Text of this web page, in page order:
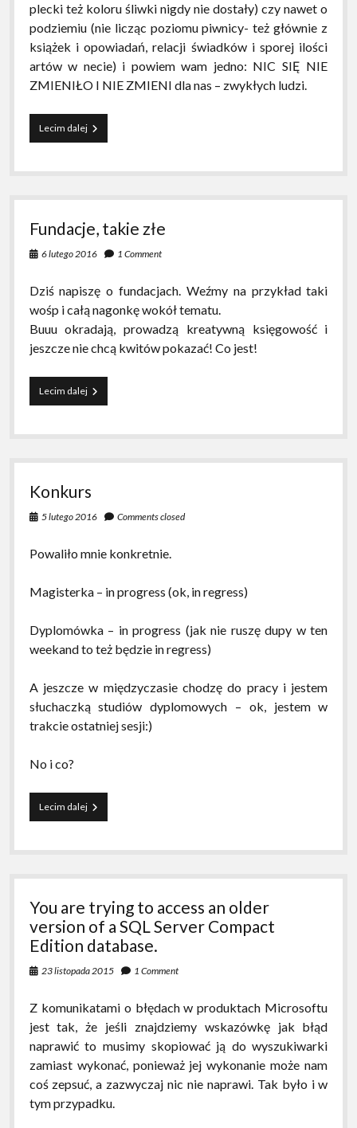
plecki też koloru śliwki nigdy nie dostały) czy nawet o
podziemiu (nie licząc poziomu piwnicy- też głównie z
książek i opowiadań, relacji świadków i sporej ilości
artów w necie) i powiem wam jedno: NIC SIĘ NIE
ZMIENIŁO I NIE ZMIENI dla nas – zwykłych ludzi.
Lecim dalejUstawa
inwi…
policji
Fundacje, takie złe
6 lutego 2016 1 Comment
Dziś napiszę o fundacjach. Weźmy na przykład taki
wośp i całą nagonkę wokół tematu.
Buuu okradają, prowadzą kreatywną księgowość i
jeszcze nie chcą kwitów pokazać! Co jest!
Lecim dalejFundacje,
takie
Konkurs
5 lutego 2016 Comments closed
Powaliło mnie konkretnie.
Magisterka – in progress (ok, in regress)
Dyplomówka – in progress (jak nie ruszę dupy w ten
weekand to też będzie in regress)
A jeszcze w międzyczasie chodzę do pracy i jestem
słuchaczką studiów dyplomowych – ok, jestem w
trakcie ostatniej sesji:)
No i co?
Lecim dalejKonkurs
You are trying to access an older
version of a SQL Server Compact
Edition database.
23 listopada 2015 1 Comment
Z komunikatami o błędach w produktach Microsoftu
jest tak, że jeśli znajdziemy wskazówkę jak błąd
naprawić to musimy skopiować ją do wyszukiwarki
zamiast wykonać, ponieważ jej wykonanie może nam
coś zepsuć, a zazwyczaj nic nie naprawi. Tak było i w
tym przypadku.